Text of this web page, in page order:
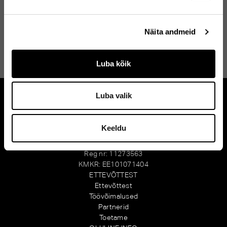
Näita andmeid
Luba kõik
Luba valik
Keeldu
privaatsustingimustega
LIITU UUDISKIRJAGA
MY FITNESS AS
Haabersti 5, Tallinn 13516
Reg nr: 11273563
KMKR: EE101071404
ETTEVÕTTEST
Ettevõttest
Töövõimalused
Partnerid
Toetame